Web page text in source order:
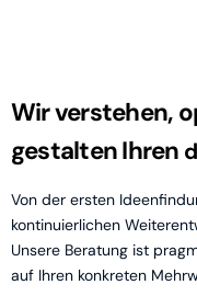
Wir verstehen,
gestalten Ihren
Von der ersten
kontinuierlichen
Unsere Beratung ist
auf Ihren konkreten